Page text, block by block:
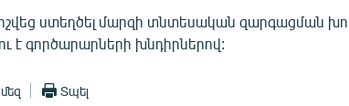
ստեղծել մարզի տնտեսական զարգացման
է գործարարների խնդիրներով:
Տպել